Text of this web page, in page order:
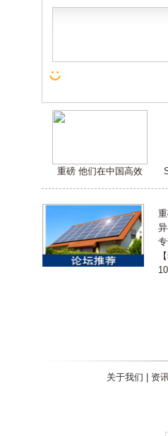
重磅 他们在中国高效
关于我们 资